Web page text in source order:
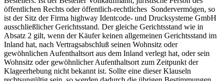
öffentlichen Rechts oder öffentlich-rechtliches Sondervermögen, so
ist der Sitz der Firma highway Identcode- und Drucksysteme GmbH
ausschließlicher Gerichtsstand. Der gleiche Gerichtsstand wie in
Absatz 2 gilt, wenn der Käufer keinen allgemeinen Gerichtsstand im
Inland hat, nach Vertragsabschluß seinen Wohnsitz oder
gewöhnlichen Aufenthaltsort aus dem Inland verlegt hat, oder sein
Wohnsitz oder gewöhnlicher Aufenthaltsort zum Zeitpunkt der
Klageerhebung nicht bekannt ist. Sollte eine dieser Klauseln